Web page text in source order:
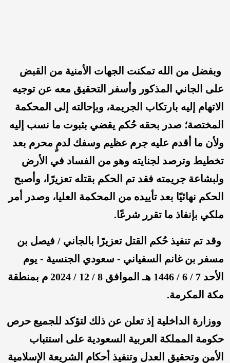
وبفضل من الله تمكنت الجهات الأمنية من القبض
على الجاني المذكور وأسفر التحقيق معه عن توجيه
الاتهام إليه بارتكاب الجريمة، وبإحالته إلى المحكمة
المختصة؛ صدر بحقه حُكم يقضي بثبوت ما نسب إليه
ولأن ما أقدم عليه جرم عظيم وسفك لدمٍ محرم بعد
تخطيط وترصد لجنايته وهو من الفساد في الأرض
ولبشاعة جريمته فقد تم الحكم بقتله تعزيرًا، وأصبح
الحكم نهائيًا بعد تأييده من المحكمة العليا، وصدر أمر
ملكي بإنفاذ ما تقرر شرعًا.
وقد تم تنفيذ حُكم القتل تعزيرًا بالجاني / فيصل بن
مسفر بن غانم السفياني - سعودي الجنسية - يوم
الأحد 7 / 6 / 1446 هـ الموافق 8 / 12 / 2024 م بمنطقة
مكة المكرمة.
ووزارة الداخلية إذ تعلن عن ذلك لتؤكد للجميع حرص
حكومة المملكة العربية السعودية على استتباب
الأمن وتحقيق العدل وتنفيذ أحكام الشريعة الإسلامية